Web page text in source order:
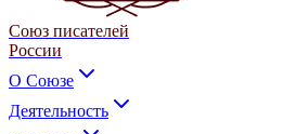
Союз писателей
России
О Союзе
Деятельность